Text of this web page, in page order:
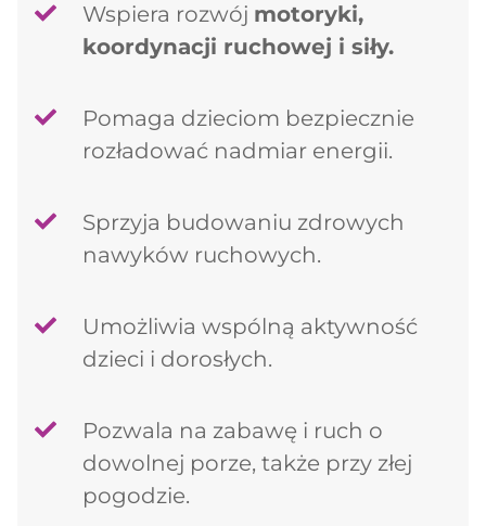
Wspiera rozwój motoryki,
koordynacji ruchowej i siły.
Pomaga dzieciom bezpiecznie
rozładować nadmiar energii.
Sprzyja budowaniu zdrowych
nawyków ruchowych.
Umożliwia wspólną aktywność
dzieci i dorosłych.
Pozwala na zabawę i ruch o
dowolnej porze, także przy złej
pogodzie.
Dodano do koszyka